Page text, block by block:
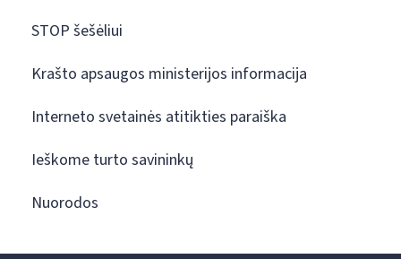
STOP šešėliui
Krašto apsaugos ministerijos informacija
Interneto svetainės atitikties paraiška
Ieškome turto savininkų
Nuorodos